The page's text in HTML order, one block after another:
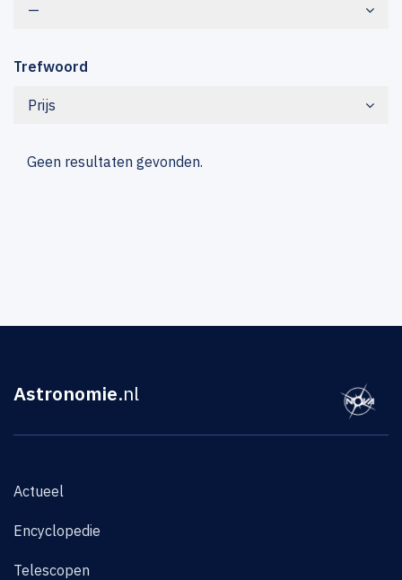
—
Trefwoord
Prijs
Geen resultaten gevonden.
Astronomie.nl
Actueel
Encyclopedie
Telescopen